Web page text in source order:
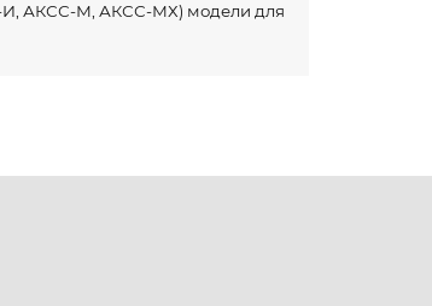
И, АКСС-М, АКСС-МХ) модели для